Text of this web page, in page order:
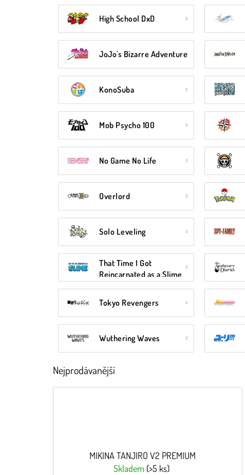
High School DxD
JoJo's Bizarre Adventure
KonoSuba
Mob Psycho 100
No Game No Life
Overlord
Solo Leveling
That Time I Got
Reincarnated as a Slime
Tokyo Revengers
Wuthering Waves
Nejprodávanější
MIKINA TANJIRO V2 PREMIUM
Skladem (>5 ks)